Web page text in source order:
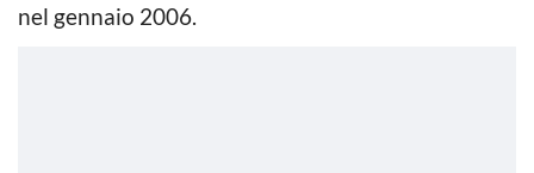
nel gennaio 2006.